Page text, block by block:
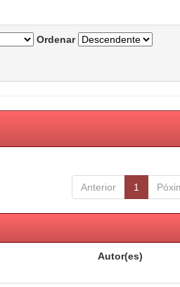
Ordenar
Anterior 1
Autor(es)